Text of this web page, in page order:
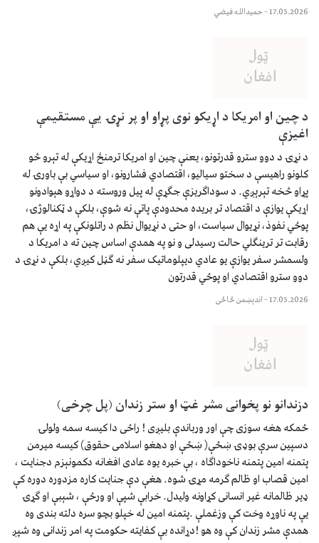
17.05.2026
–حمیدالله فیضي
د چین او امریکا د اړیکو نوی پړاو او پر نړۍ یې مستقیمې
اغیزې
د نړۍ د دوو سترو قدرتونو، یعنې چین او امریکا ترمنځ اړیکې له تېرو څو
کلونو راهیسې د سختو سیالیو، اقتصادي فشارونو، او سیاسي بې باورۍ له
پړاو څخه تېرېږي. د سوداګریزې جګړې له پیل وروسته د دواړو هېوادونو
اړیکې یوازې د اقتصاد تر بریده محدودې پاتې نه شوې، بلکې د ټکنالوژۍ،
پوځي نفوذ، نړیوال سیاست، او حتی د نړیوال نظم د راتلونکې په اړه یې هم
رقابت تر ترینګلي حالت رسیدلی و نو په همدې اساس چین ته د امریکا د
ولسمشر سفر یوازې یو عادي دیپلوماتیک سفر نه ګڼل کیږي، بلکې د نړۍ د
دوو سترو اقتصادي او پوځي قدرتون
17.05.2026
–اندېښمن ځاځی
دزندانو نو پخوانی مشر غټ او ستر زندان (پل چرخی)
ځمکه هغه سوزی چې اور ورباندې بلیږی ! راځی دا کیسه سمه ولولۍ
دسپین سرې بوډۍ ښځې( ښځې او دهغو اسلامی حقوق) کیسه میرمن
پتمنه امین پتمنه ناخوداګاه ، بې خبره یوه عادی افغانه دکمونېزم دجنایت ،
امین قصاب او ظالم ګرمه مړۍ شوه. هغې دې جنایت کاره مزدوره دوره کې
ډیر ظالمانه غیر انسانی کړاونه ولیدل. خرابې شپې او ورځې ، شېبې او ګړۍ
یې په ناوړه وخت کې وزغملې .پتمنه امین له خپلو بچو سره دلته بندی وه
همدې مشر زندان کې وه هو !دړانده بې کفایته حکومت په امر زندانی وه شپږ